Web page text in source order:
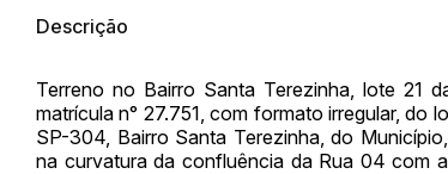
Descrição
Terreno no Bairro Santa Terezinha, lote 21
matrícula n° 27.751, com formato irregular, do
SP-304, Bairro Santa Terezinha, do
na curvatura da confluência da Rua 04 com
Habilite-se